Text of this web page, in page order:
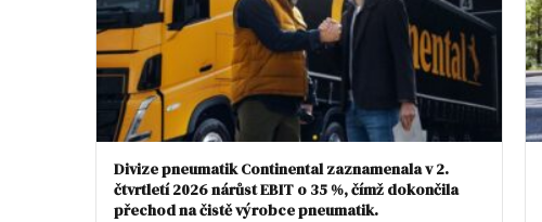
Divize pneumatik Continental zaznamenala v 2.
čtvrtletí 2026 nárůst EBIT o 35 %, čímž dokončila
přechod na čistě výrobce pneumatik.